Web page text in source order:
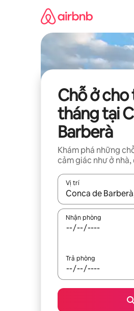
Chỗ ở
tháng tại
Barberà
Khám phá những
cảm giác như ở
Vị trí
Khi có kết quả, hãy
Nhận phòng
Trả phòng